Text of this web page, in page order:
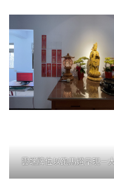
雲端牌位以跑馬燈呈現－